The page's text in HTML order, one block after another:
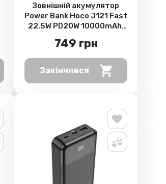
Зовнішній акумулятор
Power Bank Hoco J121 Fast
22.5W PD20W 10000mAh,
749 грн
Закінчився